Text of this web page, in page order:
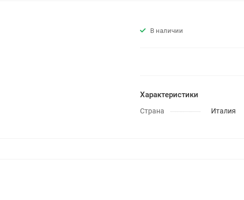
В наличии
Характеристики
Страна Италия